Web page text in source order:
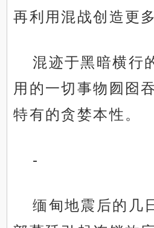
再利用混战创造更
混迹于黑暗横行
用的一切事物囫囵
特有的贪婪本性。
-
缅甸地震后的几